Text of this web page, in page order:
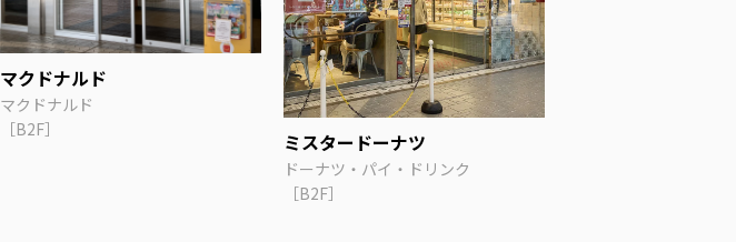
マクドナルド
マクドナルド
［B2F］
ミスタードーナツ
ドーナツ・パイ・ドリンク
［B2F］